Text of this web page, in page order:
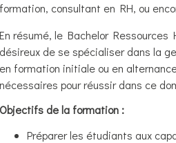
formation, consultant en RH, ou
En résumé, le Bachelor Ressources
désireux de se spécialiser dans la
en formation initiale ou en
nécessaires pour réussir dans ce
Objectifs de la formation :
Préparer les étudiants aux